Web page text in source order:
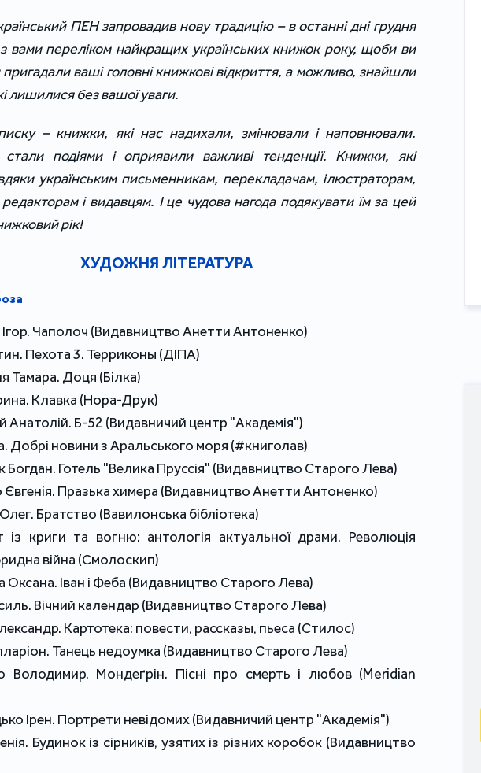
ПЕН запровадив нову традицію – в останні дні грудня
вами переліком найкращих українських книжок року, щоби ви
ваші головні книжкові відкриття, а можливо, знайшли
лишилися без вашої уваги.
– книжки, які нас надихали, змінювали і наповнювали.
подіями і оприявили важливі тенденції. Книжки, які
українським письменникам, перекладачам, ілюстраторам,
і видавцям. І це чудова нагода подякувати їм за цей
рік!
ХУДОЖНЯ ЛІТЕРАТУРА
Чаполоч (Видавництво Анетти Антоненко)
Пехота 3. Терриконы (ДІПА)
Тамара. Доця (Білка)
Клавка (Нора-Друк)
Анатолій. Б-52 (Видавничий центр "Академія")
Добрі новини з Аральського моря (#книголав)
Богдан. Готель "Велика Пруссія" (Видавництво Старого Лева)
Празька химера (Видавництво Анетти Антоненко)
Братство (Вавилонська бібліотека)
із криги та вогню: антологія актуальної драми. Революція
війна (Смолоскип)
Іван і Феба (Видавництво Старого Лева)
Вічний календар (Видавництво Старого Лева)
Картотека: повести, рассказы, пьеса (Стилос)
Танець недоумка (Видавництво Старого Лева)
Володимир. Мондеґрін. Пісні про смерть і любов (Meridian
Ірен. Портрети невідомих (Видавничий центр "Академія")
Будинок із сірників, узятих із різних коробок (Видавництво